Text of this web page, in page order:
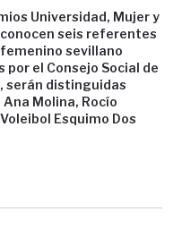
Universidad, Mujer y
seis referentes
sevillano
por el Consejo Social de
serán distinguidas
Molina, Rocío
Esquimo Dos